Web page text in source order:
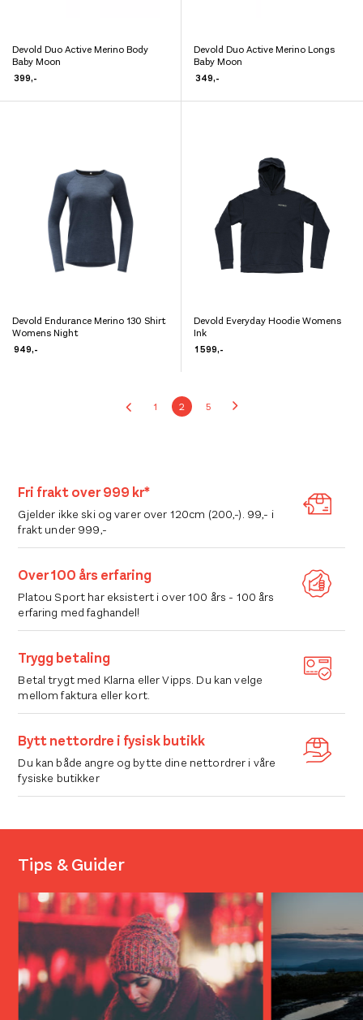
Devold Duo Active Merino Body
Baby Moon
399,-
Dette
produktet
har
velges
produktsiden
Devold Duo Active Merino Longs
Baby Moon
349,-
Dette
produktet
har
Alternativene
velges
produktsiden
Devold Endurance Merino 130 Shirt
Womens Night
949,-
Dette
produktet
på
produktsiden
Devold Everyday Hoodie Womens
Ink
1 599,-
Dette
produktet
varianter.
produktsiden
1 2 5
Fri frakt over 999 kr*
Gjelder ikke ski og varer over 120cm (200,-). 99,- i
frakt under 999,-
Over 100 års erfaring
Platou Sport har eksistert i over 100 års - 100 års
erfaring med faghandel!
Trygg betaling
Betal trygt med Klarna eller Vipps. Du kan velge
mellom faktura eller kort.
Bytt nettordre i fysisk butikk
Du kan både angre og bytte dine nettordrer i våre
fysiske butikker
Tips & Guider